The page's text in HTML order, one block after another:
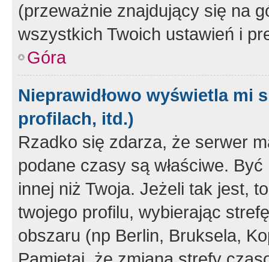
(przeważnie znajdujący się na
wszystkich Twoich ustawień i
Góra
Nieprawidłowo wyświetla mi
profilach, itd.)
Rzadko się zdarza, że serwer
podane czasy są właściwe.
innej niż Twoja. Jeżeli tak jest,
twojego profilu, wybierając
obszaru (np Berlin, Bruksela,